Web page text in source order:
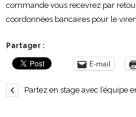
commande vous recevrez par
coordonnées bancaires pour le
Partager :
E-mail
Partez en stage avec l’équipe